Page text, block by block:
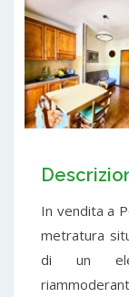
In vendita a
metratura
di un